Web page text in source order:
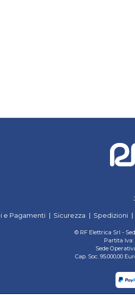
e Pagamenti Sicurezza Spedizioni
© RF Elettrica Srl -
Partita Iva:
Sede
Cap. Soc. 95.000,00